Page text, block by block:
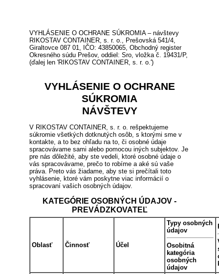
VYHLÁSENIE O OCHRANE SÚKROMIA – návštevy
RIKOSTAV CONTAINER, s. r. o., Prešovská 541/4,
Giraltovce 087 01, IČO: 43850065, Obchodný register
Okresného súdu Prešov, oddiel: Sro, vložka č. 19431/P,
(ďalej len 'RIKOSTAV CONTAINER, s. r. o.')
VYHLÁSENIE O OCHRANE
SÚKROMIA
NÁVŠTEVY
V RIKOSTAV CONTAINER, s. r. o. rešpektujeme
súkromie všetkých dotknutých osôb, s ktorými sme v
kontakte, a to bez ohľadu na to, či osobné údaje
spracovávame sami alebo pomocou iných subjektov. Je
pre nás dôležité, aby ste vedeli, ktoré osobné údaje o
vás spracovávame, prečo to robíme a aké sú vaše
práva. Preto vás žiadame, aby ste si prečítali toto
vyhlásenie, ktoré vám poskytne viac informácií o
spracovaní vašich osobných údajov.
KATEGÓRIE OSOBNÝCH ÚDAJOV -
PREVÁDZKOVATEĽ
Oblasť Činnosť Účel
Typy osobných
údajov
Osobitná
kategória
osobných
údajov